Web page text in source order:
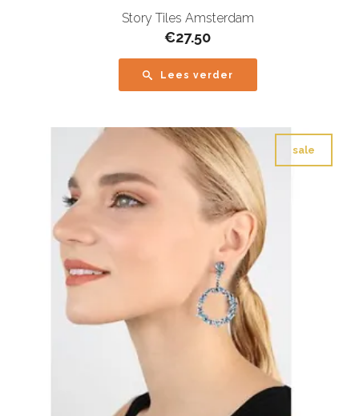
Story Tiles Amsterdam
€27.50
Lees verder
sale